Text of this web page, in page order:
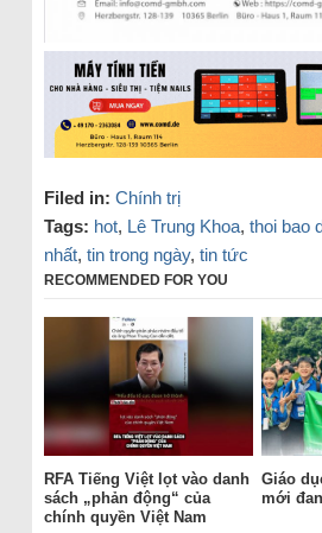
Filed in: Chính trị
Tags: hot, Lê Trung Khoa, thoi bao
nhất, tin trong ngày, tin tức
RECOMMENDED FOR YOU
RFA Tiếng Việt lọt vào danh
sách „phản động“ của
chính quyền Việt Nam
Giáo
mới